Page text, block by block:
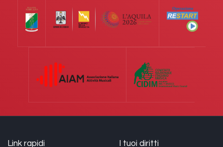
Link rapidi I tuoi diritti